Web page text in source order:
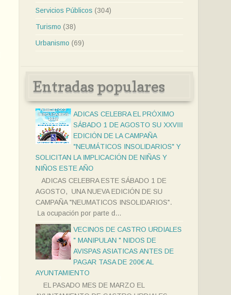
Servicios Públicos (304)
Turismo (38)
Urbanismo (69)
Entradas populares
ADICAS CELEBRA EL PRÓXIMO
SÁBADO 1 DE AGOSTO SU XXVIII
EDICIÓN DE LA CAMPAÑA
"NEUMÁTICOS INSOLIDARIOS" Y
SOLICITAN LA IMPLICACIÓN DE NIÑAS Y
NIÑOS ESTE AÑO
ADICAS CELEBRA ESTE SÁBADO 1 DE
AGOSTO, UNA NUEVA EDICIÓN DE SU
CAMPAÑA "NEUMATICOS INSOLIDARIOS".
La ocupación por parte d...
VECINOS DE CASTRO URDIALES
" MANIPULAN " NIDOS DE
AVISPAS ASIATICAS ANTES DE
PAGAR TASA DE 200€ AL
AYUNTAMIENTO
EL PASADO MES DE MARZO EL